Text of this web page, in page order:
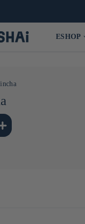
ESHOP
(新茶, littéralement «